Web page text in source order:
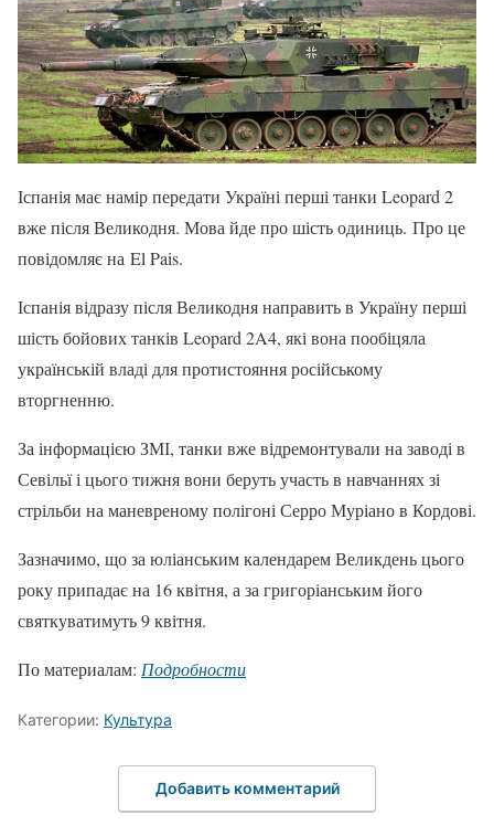
Іспанія має намір передати Україні перші танки Leopard 2
вже після Великодня. Мова йде про шість одиниць. Про це
повідомляє на El Pais.
Іспанія відразу після Великодня направить в Україну перші
шість бойових танків Leopard 2A4, які вона пообіцяла
українській владі для протистояння російському
вторгненню.
За інформацією ЗМІ, танки вже відремонтували на заводі в
Севільї і цього тижня вони беруть участь в навчаннях зі
стрільби на маневреному полігоні Серро Муріано в Кордові.
Зазначимо, що за юліанським календарем Великдень цього
року припадає на 16 квітня, а за григоріанським його
святкуватимуть 9 квітня.
По материалам: Подробности
Категории: Культура
Добавить комментарий